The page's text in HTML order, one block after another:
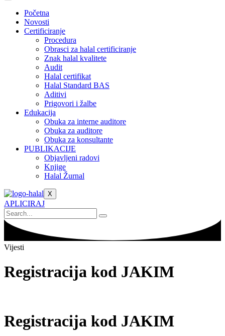
Početna
Novosti
Certificiranje
Procedura
Obrasci za halal certificiranje
Znak halal kvalitete
Audit
Halal certifikat
Halal Standard BAS
Aditivi
Prigovori i žalbe
Edukacija
Obuka za interne auditore
Obuka za auditore
Obuka za konsultante
PUBLIKACIJE
Objavljeni radovi
Knjige
Halal Žurnal
X
APLICIRAJ
Vijesti
Registracija kod JAKIM
Registracija kod JAKIM